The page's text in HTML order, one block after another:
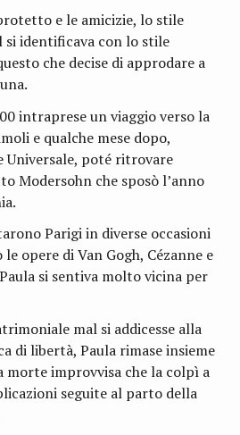
e le amicizie, lo stile
si identificava con lo stile
che decise di approdare a
intraprese un viaggio verso la
e qualche mese dopo,
Universale, poté ritrovare
Modersohn che sposò l’anno
Parigi in diverse occasioni
opere di Van Gogh, Cézanne e
si sentiva molto vicina per
mal si addicesse alla
di libertà, Paula rimase insieme
morte improvvisa che la colpì a
seguite al parto della